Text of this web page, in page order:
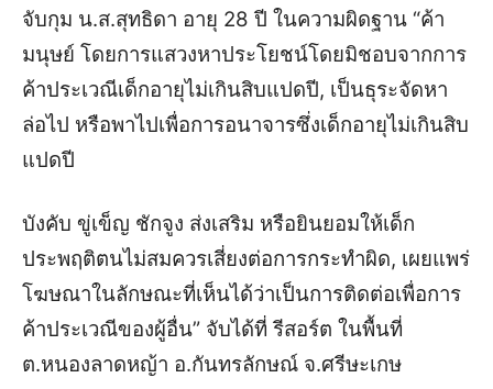
จับกุม น.ส.สุทธิดา อายุ 28 ปี ในความผิดฐาน “ค้า
มนุษย์ โดยการแสวงหาประโยชน์โดยมิชอบจากการ
ค้าประเวณีเด็กอายุไม่เกินสิบแปดปี, เป็นธุระจัดหา
ล่อไป หรือพาไปเพื่อการอนาจารซึ่งเด็กอายุไม่เกินสิบ
แปดปี
บังคับ ขู่เข็ญ ชักจูง ส่งเสริม หรือยินยอมให้เด็ก
ประพฤติตนไม่สมควรเสี่ยงต่อการกระทำผิด, เผยแพร่
โฆษณาในลักษณะที่เห็นได้ว่าเป็นการติดต่อเพื่อการ
ค้าประเวณีของผู้อื่น” จับได้ที่ รีสอร์ต ในพื้นที่
ต.หนองลาดหญ้า อ.กันทรลักษณ์ จ.ศรีษะเกษ